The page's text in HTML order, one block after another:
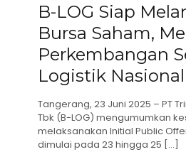
B-LOG Siap
Bursa Saham,
Perkembangan
Logistik Nasional
Tangerang, 23 Juni 2025 – PT
Tbk (B-LOG) mengumumkan
melaksanakan Initial Public
dimulai pada 23 hingga 25 […]